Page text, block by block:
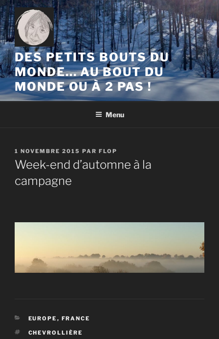
Aller
au
contenu
principal
DES PETITS BOUTS DU
MONDE… AU BOUT DU
MONDE OU À 2 PAS !
Menu
PUBLIÉ
LE
1 NOVEMBRE 2015 PAR FLOP
Week-end d’automne à la
campagne
CATÉGORIES
EUROPE , FRANCE
ÉTIQUETTES
CHEVROLLIÈRE